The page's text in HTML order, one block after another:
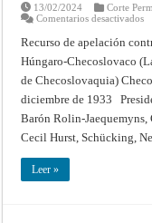
13/02/2024
Corte
Comentarios desactivadosen
del
Recurso de apelación
Húngaro-Checoslovaco
de Checoslovaquia)
diciembre de 1933
Barón Rolin-
Cecil Hurst, Schücking,
Leer »